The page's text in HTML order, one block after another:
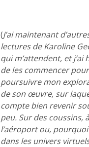
(J’ai maintenant
lectures de Karoline
qui m’attendent, et j’ai
de les commencer pour
poursuivre mon
de son œuvre, sur
compte bien revenir
peu. Sur des coussins, à
l’aéroport ou,
dans les univers